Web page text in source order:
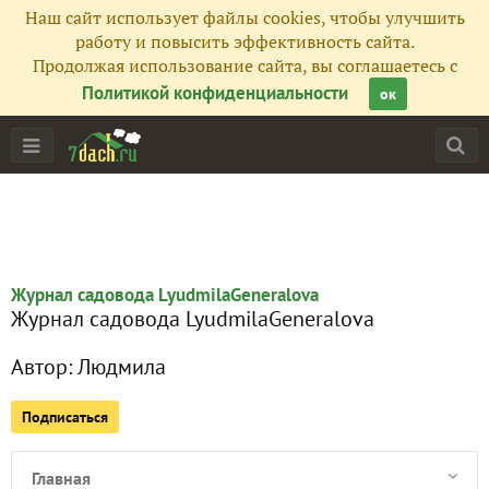
Наш сайт использует файлы cookies, чтобы улучшить
работу и повысить эффективность сайта.
Продолжая использование сайта, вы соглашаетесь с
Политикой конфиденциальности
ок
Журнал садовода LyudmilaGeneralova
Журнал садовода LyudmilaGeneralova
Автор:Людмила
Подписаться
Главная